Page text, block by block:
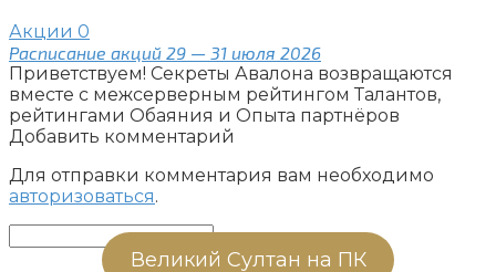
Акции 0
Расписание акций 29 — 31 июля 2026
Приветствуем! Секреты Авалона возвращаются
вместе с межсерверным рейтингом Талантов,
рейтингами Обаяния и Опыта партнёров
Добавить комментарий
Для отправки комментария вам необходимо
авторизоваться.
Великий Султан на ПК